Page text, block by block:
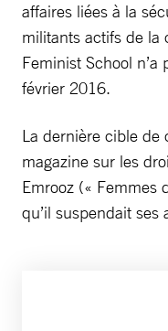
affaires liées à la
militants actifs de la
Feminist School
février 2016.
La dernière cible de
magazine sur les
Emrooz (« Femmes
qu’il suspendait